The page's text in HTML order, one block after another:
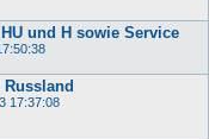
und H sowie Service
17:37:08